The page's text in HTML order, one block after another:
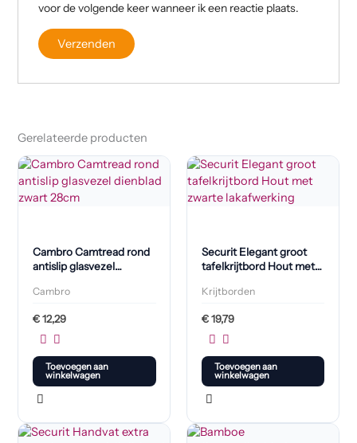
voor de volgende keer wanneer ik een reactie plaats.
Gerelateerde producten
Cambro Camtread rond
antislip glasvezel
Cambro
€12,29
Toevoegen aan
winkelwagen
Securit Elegant groot
tafelkrijtbord Hout met
Krijtborden
€19,79
Toevoegen aan
winkelwagen